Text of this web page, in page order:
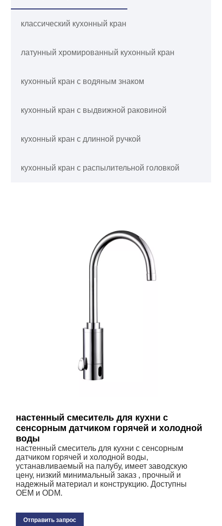
классический кухонный кран
латунный хромированный кухонный кран
кухонный кран с водяным знаком
кухонный кран с выдвижной раковиной
кухонный кран с длинной ручкой
кухонный кран с распылительной головкой
настенный смеситель для кухни с
сенсорным датчиком горячей и холодной
воды
настенный смеситель для кухни с сенсорным
датчиком горячей и холодной воды,
устанавливаемый на палубу, имеет заводскую
цену, низкий минимальный заказ , прочный и
надежный материал и конструкцию. Доступны
OEM и ODM.
Отправить запрос